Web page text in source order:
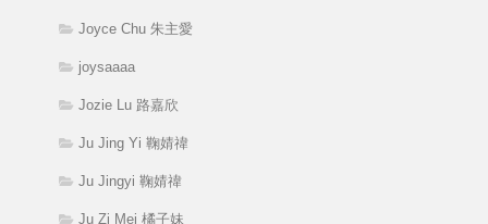
Joyce Chu 朱主愛
joysaaaa
Jozie Lu 路嘉欣
Ju Jing Yi 鞠婧禕
Ju Jingyi 鞠婧禕
Ju Zi Mei 橘子妹